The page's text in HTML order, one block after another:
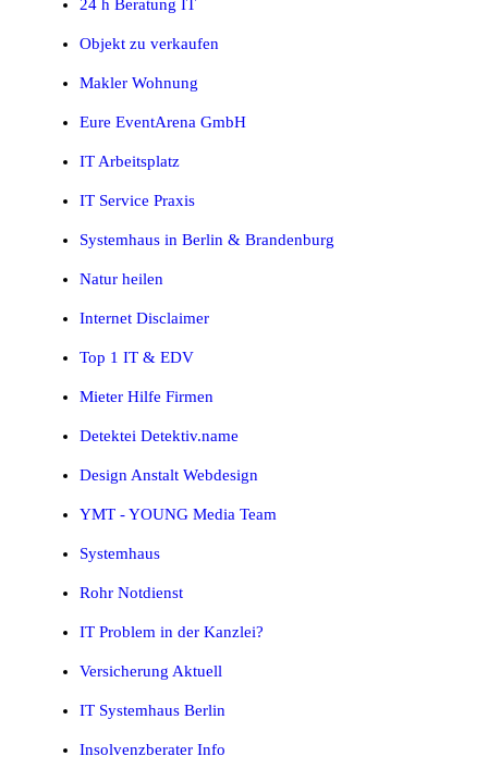
24 h Beratung IT
Objekt zu verkaufen
Makler Wohnung
Eure EventArena GmbH
IT Arbeitsplatz
IT Service Praxis
Systemhaus in Berlin & Brandenburg
Natur heilen
Internet Disclaimer
Top 1 IT & EDV
Mieter Hilfe Firmen
Detektei Detektiv.name
Design Anstalt Webdesign
YMT - YOUNG Media Team
Systemhaus
Rohr Notdienst
IT Problem in der Kanzlei?
Versicherung Aktuell
IT Systemhaus Berlin
Insolvenzberater Info